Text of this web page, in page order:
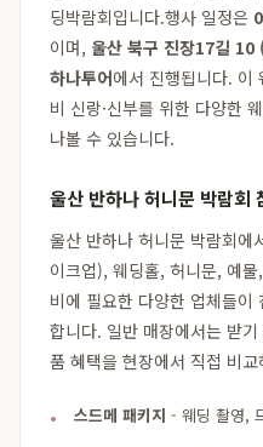
딩박람회입니다.행사 일정은
이며, 울산 북구 진장17길
하나투어에서 진행됩니다. 이
비 신랑·신부를 위한 다양한
나볼 수 있습니다.
울산 반하나 허니문 박람회
울산 반하나 허니문 박람회에
이크업), 웨딩홀, 허니문, 예
비에 필요한 다양한 업체들이
합니다. 일반 매장에서는 받
품 혜택을 현장에서 직접 비
스드메 패키지 - 웨딩 촬영,